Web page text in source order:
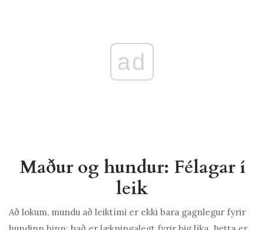
ad
Maður og hundur: Félagar í
leik
Að lokum, mundu að leiktími er ekki bara gagnlegur fyrir